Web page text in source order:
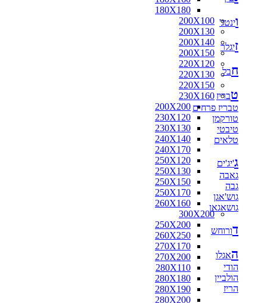
180X180
200X100
200X130
200X140
200X150
220X120
220X130
220X150
230X160
200X200
230X120
230X130
240X140
240X170
250X120
250X130
250X150
250X170
260X160
300X200
250X200
260X250
270X170
270X200
280X110
280X180
280X190
280X200
וינטג'
זיגלר
חבל
טבריז
טבריז פרחים
טורקמן
טיבטי
טלאים
ג'יג'ים
גאבה
גבה
גוש'אגן
גושאגאן
דורוחש
האגלו
הודי
הולביין
הריז